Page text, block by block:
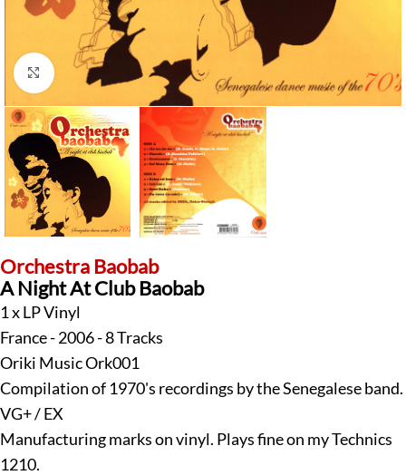
Klick zum Vergrößern
Orchestra Baobab
A Night At Club Baobab
1 x LP Vinyl
France - 2006 - 8 Tracks
Oriki Music Ork001
Compilation of 1970's recordings by the Senegalese band.
VG+ / EX
Manufacturing marks on vinyl. Plays fine on my Technics
1210.